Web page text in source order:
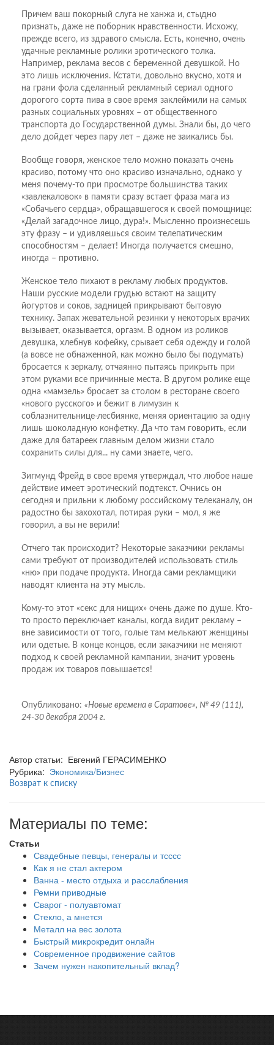
Причем ваш покорный слуга не ханжа и, стыдно
признать, даже не поборник нравственности. Исхожу,
прежде всего, из здравого смысла. Есть, конечно, очень
удачные рекламные ролики эротического толка.
Например, реклама весов с беременной девушкой. Но
это лишь исключения. Кстати, довольно вкусно, хотя и
на грани фола сделанный рекламный сериал одного
дорогого сорта пива в свое время заклеймили на самых
разных социальных уровнях – от общественного
транспорта до Государственной думы. Знали бы, до чего
дело дойдет через пару лет – даже не заикались бы.
Вообще говоря, женское тело можно показать очень
красиво, потому что оно красиво изначально, однако у
меня почему-то при просмотре большинства таких
«завлекаловок» в памяти сразу встает фраза мага из
«Собачьего сердца», обращавшегося к своей помощнице:
«Делай загадочное лицо, дура!». Мысленно произнесешь
эту фразу – и удивляешься своим телепатическим
способностям – делает! Иногда получается смешно,
иногда – противно.
Женское тело пихают в рекламу любых продуктов.
Наши русские модели грудью встают на защиту
йогуртов и соков, задницей прикрывают бытовую
технику. Запах жевательной резинки у некоторых врачих
вызывает, оказывается, оргазм. В одном из роликов
девушка, хлебнув кофейку, срывает себя одежду и голой
(а вовсе не обнаженной, как можно было бы подумать)
бросается к зеркалу, отчаянно пытаясь прикрыть при
этом руками все причинные места. В другом ролике еще
одна «мамзель» бросает за столом в ресторане своего
«нового русского» и бежит в лимузин к
соблазнительнице-лесбиянке, меняя ориентацию за одну
лишь шоколадную конфетку. Да что там говорить, если
даже для батареек главным делом жизни стало
сохранить силы для... ну сами знаете, чего.
Зигмунд Фрейд в свое время утверждал, что любое наше
действие имеет эротический подтекст. Очнись он
сегодня и прильни к любому российскому телеканалу, он
радостно бы захохотал, потирая руки – мол, я же
говорил, а вы не верили!
Отчего так происходит? Некоторые заказчики рекламы
сами требуют от производителей использовать стиль
«ню» при подаче продукта. Иногда сами рекламщики
наводят клиента на эту мысль.
Кому-то этот «секс для нищих» очень даже по душе. Кто-
то просто переключает каналы, когда видит рекламу –
вне зависимости от того, голые там мелькают женщины
или одетые. В конце концов, если заказчики не меняют
подход к своей рекламной кампании, значит уровень
продаж их товаров повышается!
Опубликовано: «Новые времена в Саратове», № 49 (111),
24-30 декабря 2004 г.
Автор статьи: Евгений ГЕРАСИМЕНКО
Рубрика: Экономика/Бизнес
Возврат к списку
Материалы по теме:
Статьи
Свадебные певцы, генералы и тсссс
Как я не стал актером
Ванна - место отдыха и расслабления
Ремни приводные
Сварог - полуавтомат
Стекло, а мнется
Металл на вес золота
Быстрый микрокредит онлайн
Современное продвижение сайтов
Зачем нужен накопительный вклад?